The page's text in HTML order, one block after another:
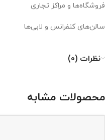
فروشگاه‌ها و مراکز تجاری
سالن‌های کنفرانس و لابی‌ها
نظرات (0)
محصولات مشابه